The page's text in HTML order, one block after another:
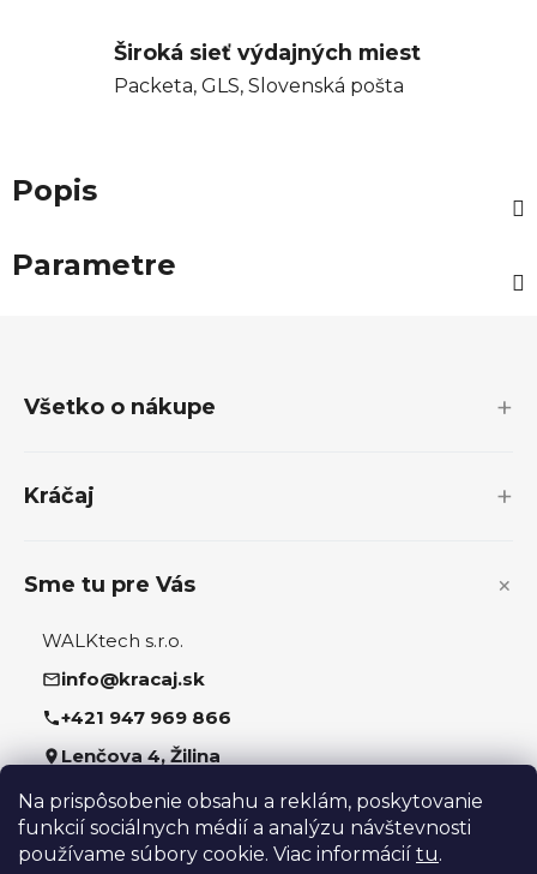
Na prispôsobenie obsahu a reklám, poskytovanie
funkcií sociálnych médií a analýzu návštevnosti
používame súbory cookie. Viac informácií tu.
Široká sieť výdajných miest
Packeta, GLS, Slovenská pošta
Popis
Parametre
Všetko o nákupe
Kráčaj
Sme tu pre Vás
WALKtech s.r.o.
info@kracaj.sk
+421 947 969 866
Lenčova 4, Žilina
Sledujte nás